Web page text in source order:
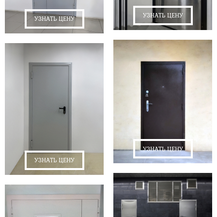
УЗНАТЬ ЦЕНУ
УЗНАТЬ ЦЕНУ
УЗНАТЬ ЦЕНУ
УЗНАТЬ ЦЕНУ